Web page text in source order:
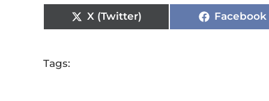
X (Twitter) Facebook
Tags: